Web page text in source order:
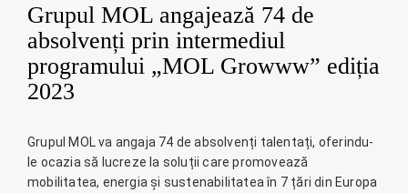
Grupul MOL angajează 74 de
absolvenți prin intermediul
programului „MOL Growww” ediția
2023
Grupul MOL va angaja 74 de absolvenți talentați, oferindu-
le ocazia să lucreze la soluții care promovează
mobilitatea, energia și sustenabilitatea în 7 țări din Europa